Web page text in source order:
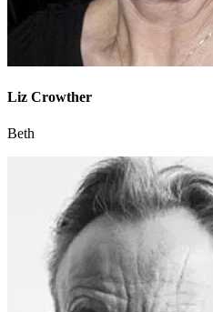
Liz Crowther
Beth